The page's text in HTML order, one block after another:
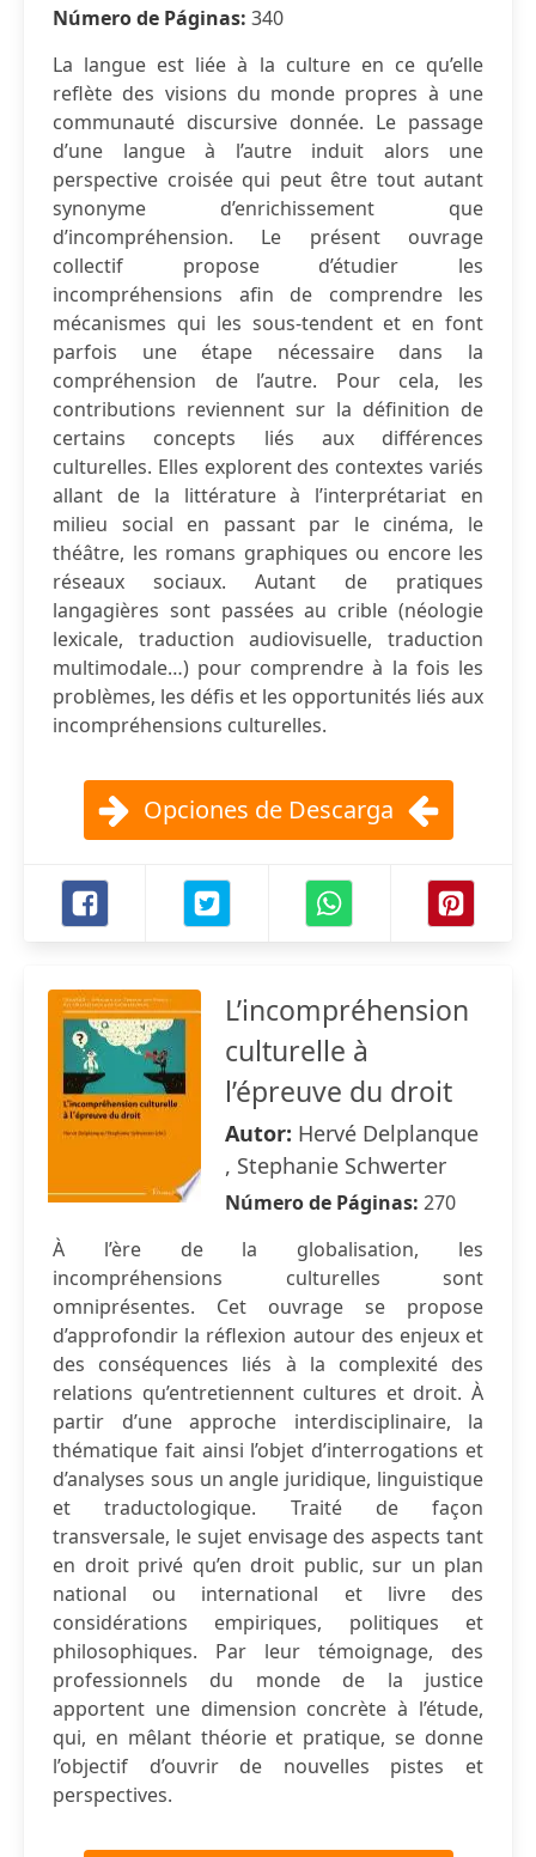
Número de Páginas: 340
La langue est liée à la culture en ce qu’elle
reflète des visions du monde propres à une
communauté discursive donnée. Le passage
d’une langue à l’autre induit alors une
perspective croisée qui peut être tout autant
synonyme d’enrichissement que
d’incompréhension. Le présent ouvrage
collectif propose d’étudier les
incompréhensions afin de comprendre les
mécanismes qui les sous-tendent et en font
parfois une étape nécessaire dans la
compréhension de l’autre. Pour cela, les
contributions reviennent sur la définition de
certains concepts liés aux différences
culturelles. Elles explorent des contextes variés
allant de la littérature à l’interprétariat en
milieu social en passant par le cinéma, le
théâtre, les romans graphiques ou encore les
réseaux sociaux. Autant de pratiques
langagières sont passées au crible (néologie
lexicale, traduction audiovisuelle, traduction
multimodale…) pour comprendre à la fois les
problèmes, les défis et les opportunités liés aux
incompréhensions culturelles.
Opciones de Descarga
L’incompréhension
culturelle à
l’épreuve du droit
Autor: Hervé Delplanque
, Stephanie Schwerter
Número de Páginas: 270
À l’ère de la globalisation, les
incompréhensions culturelles sont
omniprésentes. Cet ouvrage se propose
d’approfondir la réflexion autour des enjeux et
des conséquences liés à la complexité des
relations qu’entretiennent cultures et droit. À
partir d’une approche interdisciplinaire, la
thématique fait ainsi l’objet d’interrogations et
d’analyses sous un angle juridique, linguistique
et traductologique. Traité de façon
transversale, le sujet envisage des aspects tant
en droit privé qu’en droit public, sur un plan
national ou international et livre des
considérations empiriques, politiques et
philosophiques. Par leur témoignage, des
professionnels du monde de la justice
apportent une dimension concrète à l’étude,
qui, en mêlant théorie et pratique, se donne
l’objectif d’ouvrir de nouvelles pistes et
perspectives.